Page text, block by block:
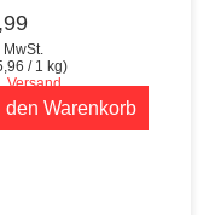
/ 1 kg)
Versand
den Warenkorb